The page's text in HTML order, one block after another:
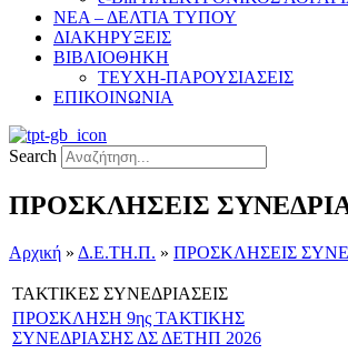
ΝΕΑ – ΔΕΛΤΙΑ ΤΥΠΟΥ
ΔΙΑΚΗΡΥΞΕΙΣ
ΒΙΒΛΙΟΘΗΚΗ
ΤΕΥΧΗ-ΠΑΡΟΥΣΙΑΣΕΙΣ
ΕΠΙΚΟΙΝΩΝΙΑ
Search
ΠΡΟΣΚΛΗΣΕΙΣ
Αρχική » Δ.Ε.ΤΗ.Π. » ΠΡΟΣΚΛΗΣΕΙΣ
ΤΑΚΤΙΚΕΣ ΣΥΝΕΔΡΙΑΣΕΙΣ
ΠΡΟΣΚΛΗΣΗ 9ης ΤΑΚΤΙΚΗΣ
ΣΥΝΕΔΡΙΑΣΗΣ ΔΣ ΔΕΤΗΠ 2026